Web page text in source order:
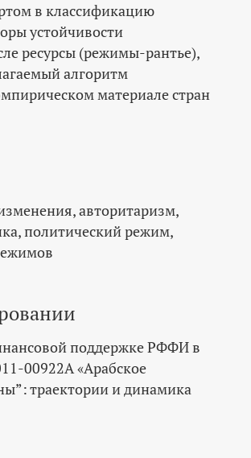
в классификацию
устойчивости
ресурсы (режимы-­рантье),
алгоритм
материале стран
авторитаризм
политический режим
поддержке РФФИ в
00922А «Арабское
траектории и динамика